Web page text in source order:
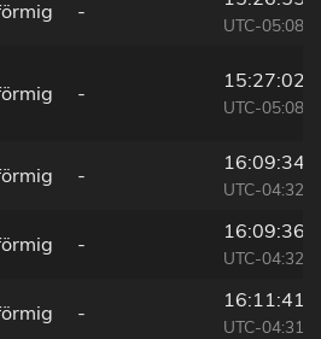
-
UTC-05:08
-
15:27:02
UTC-05:08
-
16:09:34
UTC-04:32
-
16:09:36
UTC-04:32
-
16:11:41
UTC-04:31